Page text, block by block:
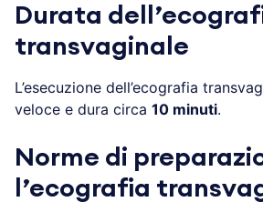
Durata
transvaginale
L’esecuzione dell’ecografia
veloce e dura circa 10 minuti.
Norme di
l’ecografia